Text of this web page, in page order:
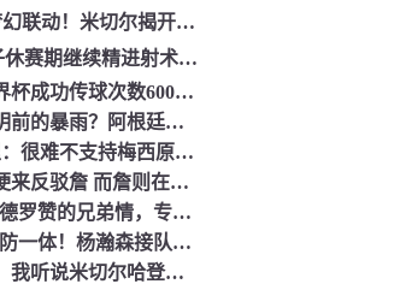
【今日视频】梦幻联动！米切尔揭开安东内利的名字贴纸！
[有道理嘛?]华子休赛期继续精进射术！5个点位接球三分全部命
[世界杯]单届世界杯成功传球次数600+球员：罗德里本届75
[马德里竞技]黎明前的暴雨？阿根廷世界杯决赛前最后一堂训练课
[有道理嘛?]库里：很难不支持梅西原来库里也是梅西球迷！
[集锦]哈特用这梗来反驳詹 而詹则在开玩笑地强调0比3和1比
【推荐】哈登与德罗赞的兄弟情，专属硬汉的温情
【好看推荐】攻防一体！杨瀚森接队友传球双手大力灌篮&防守端再
[好看推荐]骑记：我听说米切尔哈登和詹姆斯保持联系 但招募不